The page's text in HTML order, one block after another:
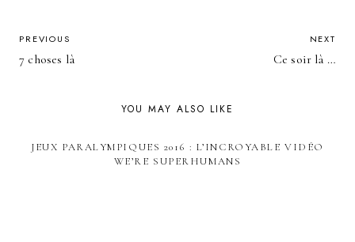
POST
NAVIGATION
PREVIOUS
7 choses là
NEXT
Ce soir là …
YOU MAY ALSO LIKE
JEUX PARALYMPIQUES 2016 : L’INCROYABLE VIDÉO
WE’RE SUPERHUMANS